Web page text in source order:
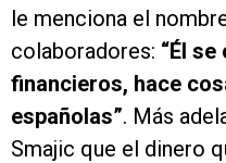
le menciona el
colaboradores: “Él
financieros, hace
españolas”. Más
Smajic que el dinero